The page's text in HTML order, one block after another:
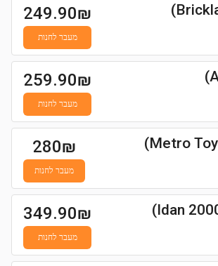
249.90₪
מעבר לחנות
259.90₪
מעבר לחנות
280₪
מעבר לחנות
349.90₪
מעבר לחנות